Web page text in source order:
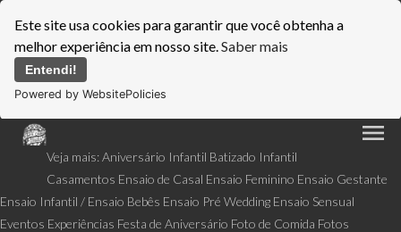
Este site usa cookies para garantir que você obtenha a
melhor experiência em nosso site.Saber mais
Entendi!
Powered by WebsitePolicies
menu
Veja mais:Aniversário Infantil Batizado Infantil
Casamentos Ensaio de Casal Ensaio Feminino Ensaio Gestante
Ensaio Infantil / Ensaio Bebês Ensaio Pré Wedding Ensaio Sensual
Eventos Experiências Festa de Aniversário Foto de Comida Fotos